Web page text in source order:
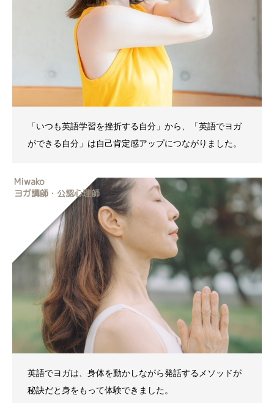
「いつも英語学習を挫折する自分」から、「英語でヨガ
ができる自分」は自己肯定感アップにつながりました。
Miwako
ヨガ講師・公認心理師
英語でヨガは、身体を動かしながら発話するメソッドが
秘訣だと身をもって体験できました。